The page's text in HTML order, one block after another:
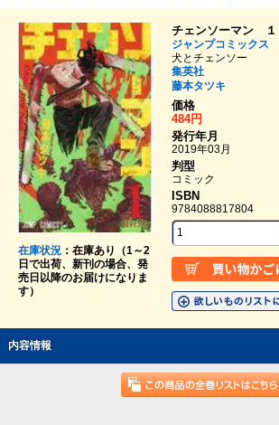
在庫状況：在庫あり（1～2
日で出荷、新刊の場合、発
売日以降のお届けになりま
す）
チェンソーマン １
ジャンプコミックス
犬とチェンソー
集英社
藤本タツキ
価格
484円
発行年月
2019年03月
判型
コミック
ISBN
9784088817804
内容情報